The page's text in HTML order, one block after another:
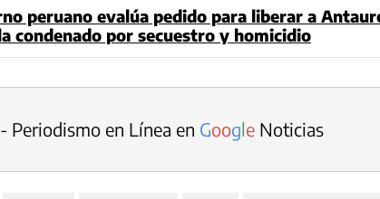
peruano evalúa pedido para liberar a
condenado por secuestro y homicidio
Periodismo en Línea en GoogleNoticias